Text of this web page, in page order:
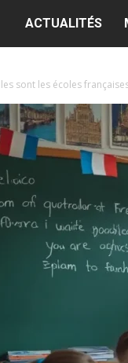
Cadre
ACTUALITÉS
sont les écoles